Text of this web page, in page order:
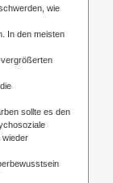
wie
In den meisten
sollte es den
wieder